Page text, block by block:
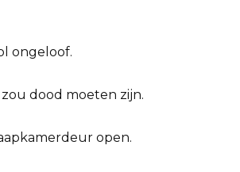
ongeloof.
dood moeten zijn.
open.